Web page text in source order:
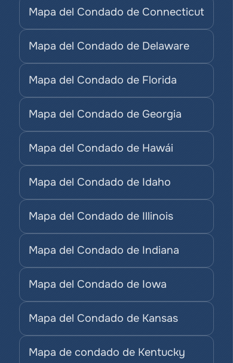
Mapa del Condado de Connecticut
Mapa del Condado de Delaware
Mapa del Condado de Florida
Mapa del Condado de Georgia
Mapa del Condado de Hawái
Mapa del Condado de Idaho
Mapa del Condado de Illinois
Mapa del Condado de Indiana
Mapa del Condado de Iowa
Mapa del Condado de Kansas
Mapa de condado de Kentucky